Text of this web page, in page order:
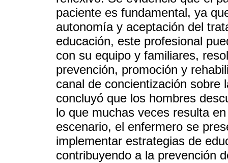
paciente es fundamental, ya
autonomía y aceptación del
educación, este profesional
con su equipo y familiares,
prevención, promoción y
canal de concientización sobre
concluyó que los hombres
lo que muchas veces resulta
escenario, el enfermero se
implementar estrategias de
contribuyendo a la prevención